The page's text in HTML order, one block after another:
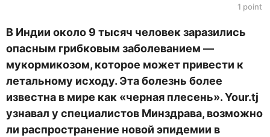
1 point
В Индии около 9 тысяч человек заразились
опасным грибковым заболеванием —
мукормикозом, которое может привести к
летальному исходу. Эта болезнь более
известна в мире как «черная плесень». Your.tj
узнавал у специалистов Минздрава, возможно
ли распространение новой эпидемии в